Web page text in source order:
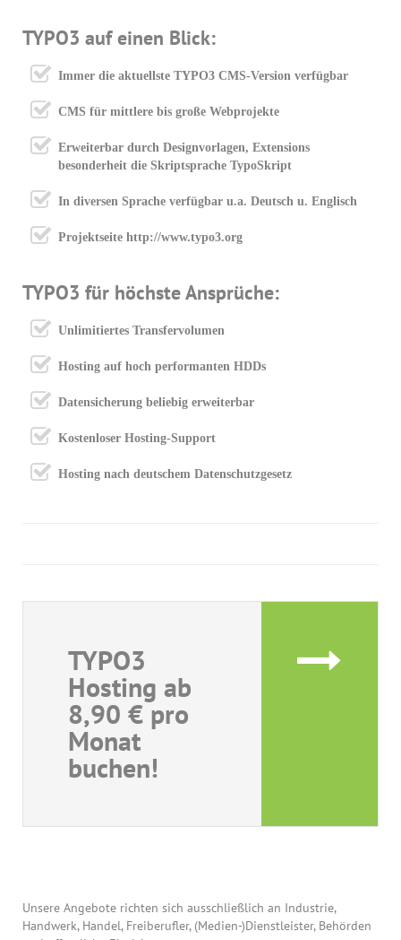
TYPO3 auf einen Blick:
Immer die aktuellste TYPO3 CMS-Version verfügbar
CMS für mittlere bis große Webprojekte
Erweiterbar durch Designvorlagen, Extensions
besonderheit die Skriptsprache TypoSkript
In diversen Sprache verfügbar u.a. Deutsch u. Englisch
Projektseite http://www.typo3.org
TYPO3 für höchste Ansprüche:
Unlimitiertes Transfervolumen
Hosting auf hoch performanten HDDs
Datensicherung beliebig erweiterbar
Kostenloser Hosting-Support
Hosting nach deutschem Datenschutzgesetz
TYPO3
Hosting ab
8,90 € pro
Monat
buchen!
Unsere Angebote richten sich ausschließlich an Industrie,
Handwerk, Handel, Freiberufler, (Medien-)Dienstleister, Behörden